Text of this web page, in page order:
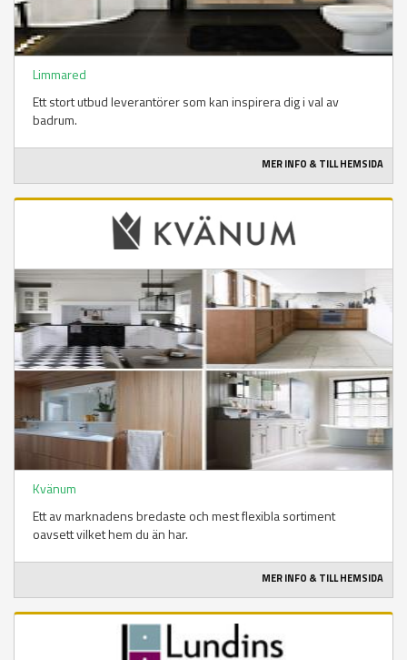
Limmared
Ett stort utbud leverantörer som kan inspirera dig i val av
badrum.
MER INFO & TILL HEMSIDA
Kvänum
Ett av marknadens bredaste och mest flexibla sortiment
oavsett vilket hem du än har.
MER INFO & TILL HEMSIDA